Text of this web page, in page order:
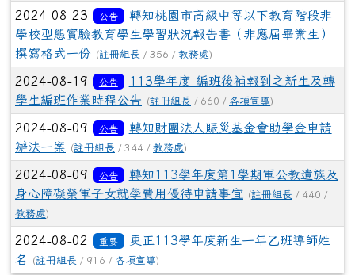
2024-08-23 公告
轉知桃園市高級中等以下教育階段非
學校型態實驗教育學生學習狀況報告書（非應屆畢業生）
撰寫格式一份
(註冊組長 / 356 / 教務處)
2024-08-19 公告
113學年度 編班後補報到之新生及轉
學生編班作業時程公告
(註冊組長 / 660 / 各項宣導)
2024-08-09 公告
轉知財團法人賑災基金會助學金申請
辦法一案
(註冊組長 / 344 / 教務處)
2024-08-09 公告
轉知113學年度第1學期軍公教遺族及
身心障礙榮軍子女就學費用優待申請事宜 (註冊組長 / 440 /
教務處)
2024-08-02 重要
更正113學年度新生一年乙班導師姓
名
(註冊組長 / 916 / 各項宣導)